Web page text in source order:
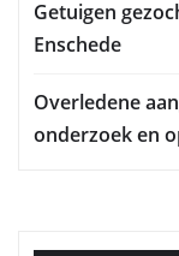
Getuigen
Enschede
Overledene
onderzoek en